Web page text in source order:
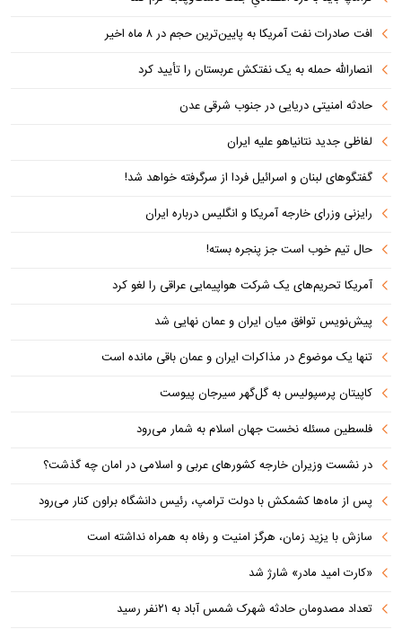
افت صادرات نفت آمریکا به پایین‌ترین حجم در ۸ ماه اخیر
انصارالله حمله به یک نفتکش عربستان را تأیید کرد
حادثه امنیتی دریایی در جنوب شرقی عدن
لفاظی جدید نتانیاهو علیه ایران
گفتگوهای لبنان و اسرائیل فردا از سرگرفته خواهد شد!
رایزنی وزرای خارجه آمریکا و انگلیس درباره ایران
حال تیم خوب است جز پنجره بسته!
آمریکا تحریم‌های یک شرکت هواپیمایی عراقی را لغو کرد
پیش‌نویس توافق میان ایران و عمان نهایی شد
تنها یک موضوع در مذاکرات ایران و عمان باقی مانده است
کاپیتان پرسپولیس به گل‌گهر سیرجان پیوست
فلسطین مسئله نخست جهان اسلام به شمار می‌رود
در نشست وزیران خارجه کشورهای عربی و اسلامی در امان چه گذشت؟
پس از ماه‌ها کشمکش با دولت ترامپ، رئیس دانشگاه براون کنار می‌رود
سازش با یزید زمان، هرگز امنیت و رفاه به همراه نداشته است
«کارت امید مادر» شارژ شد
تعداد مصدومان حادثه شهرک شمس آباد به ۲۱نفر رسید